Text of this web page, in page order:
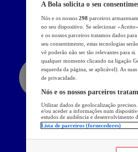
A Bola solicita o seu
Nós e os nossos 298 parceiros
no seu dispositivo. Se selecionar
e os nossos parceiros tratamos dados
seu consentimento, estas tecnologias
vê poderão não ser tão relevantes para
qualquer momento clicando na ligação
esquerda da página, se aplicável). As
de privacidade.
Nós e os nossos parceiros
Utilizar dados de geolocalização
e/ou aceder a informações num
estudos de audiência e desenvolvimento
Lista de parceiros (fornecedores)